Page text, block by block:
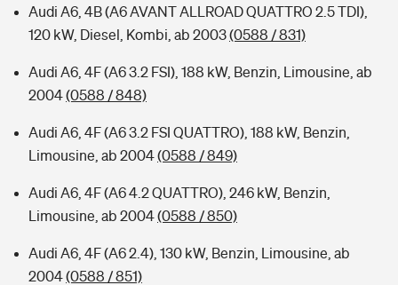
Audi A6, 4B (A6 AVANT ALLROAD QUATTRO 2.5 TDI),
120 kW, Diesel, Kombi, ab 2003(0588 / 831)
Audi A6, 4F (A6 3.2 FSI), 188 kW, Benzin, Limousine, ab
2004(0588 / 848)
Audi A6, 4F (A6 3.2 FSI QUATTRO), 188 kW, Benzin,
Limousine, ab 2004(0588 / 849)
Audi A6, 4F (A6 4.2 QUATTRO), 246 kW, Benzin,
Limousine, ab 2004(0588 / 850)
Audi A6, 4F (A6 2.4), 130 kW, Benzin, Limousine, ab
2004(0588 / 851)